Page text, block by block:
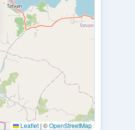
Leaflet | ©OpenStreetMap